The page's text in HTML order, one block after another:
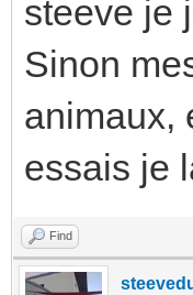
steeve je
Sinon
animaux,
essais je
Find